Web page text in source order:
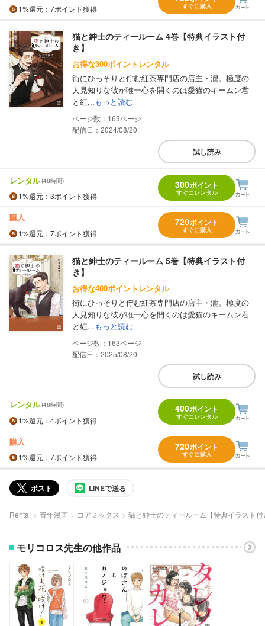
1%還元 ：7ポイント獲得 すぐに購入
猫と紳士のティールーム 4巻【特典イラスト付
き】
お得な300ポイントレンタル
街にひっそりと佇む紅茶専門店の店主・瀧。極度の
人見知りな彼が唯一心を開くのは愛猫のキームン君
と紅...もっと読む
163
配信日：2024/08/20
試し読み
レンタル(48時間)
1%還元 ：3ポイント獲得
300ポイント
すぐにレンタル
購入
1%還元 ：7ポイント獲得
720ポイント
すぐに購入
猫と紳士のティールーム 5巻【特典イラスト付
き】
お得な400ポイントレンタル
街にひっそりと佇む紅茶専門店の店主・瀧。極度の
人見知りな彼が唯一心を開くのは愛猫のキームン君
と紅...もっと読む
163
配信日：2025/08/20
試し読み
レンタル(48時間)
1%還元 ：4ポイント獲得
400ポイント
すぐにレンタル
購入
1%還元 ：7ポイント獲得
720ポイント
すぐに購入
ポスト LINEで送る
Renta! 青年漫画 コアミックス 猫と紳士のティールーム【特典イラスト付
モリコロス先生の他作品